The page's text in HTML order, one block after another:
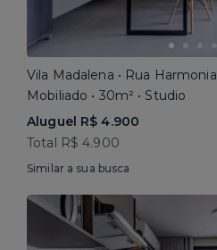
Vila Madalena • Rua Harmonia
Mobiliado • 30m² • Studio
Aluguel R$ 4.900
Total R$ 4.900
Similar a sua busca